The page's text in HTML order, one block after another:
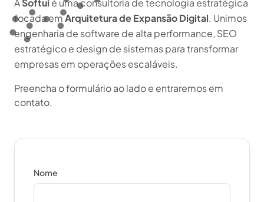
focada emArquitetura de Expansão Digital. Unimos
engenharia de software de alta performance, SEO
estratégico e design de sistemas para transformar
empresas em operações escaláveis.
Preencha o formulário ao lado e entraremos em
contato.
Nome